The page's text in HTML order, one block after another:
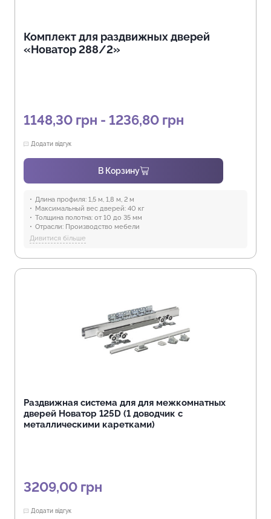
Комплект для раздвижных дверей
«Новатор 288/2»
1148,30 грн - 1236,80 грн
Додати відгук
В Корзину
Длина профиля: 1,5 м, 1,8 м, 2 м
Максимальный вес дверей: 40 кг
Толщина полотна: от 10 до 35 мм
Отрасли: Производство мебели
Предназначение:
Защита от воды:
Дивитися більше
Раздвижная система для для межкомнатных
дверей Новатор 125D (1 доводчик с
металлическими каретками)
3209,00 грн
Додати відгук